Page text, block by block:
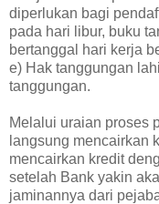
diperlukan bagi
pada hari libur, buku
bertanggal hari kerja
e) Hak tanggungan
tanggungan.
Melalui uraian proses
langsung mencairkan
mencairkan kredit
setelah Bank yakin
jaminannya dari